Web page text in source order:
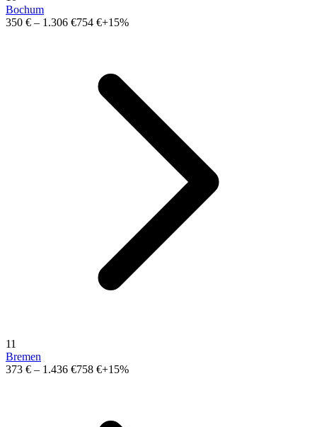
Bochum
350 € – 1.306 €754 €+15%
11
Bremen
373 € – 1.436 €758 €+15%